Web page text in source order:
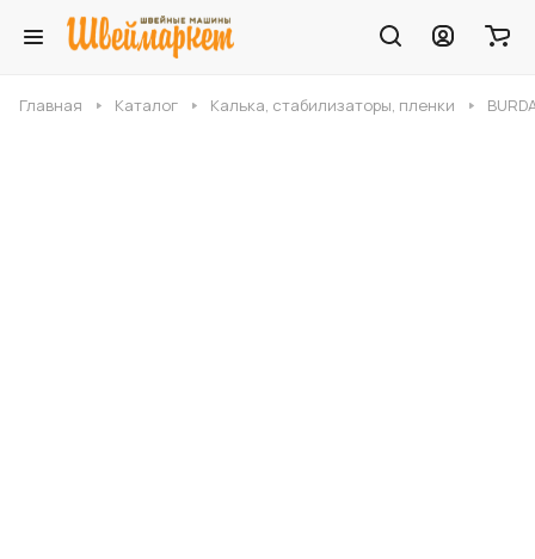
Главная Каталог Калька, стабилизаторы, пленки